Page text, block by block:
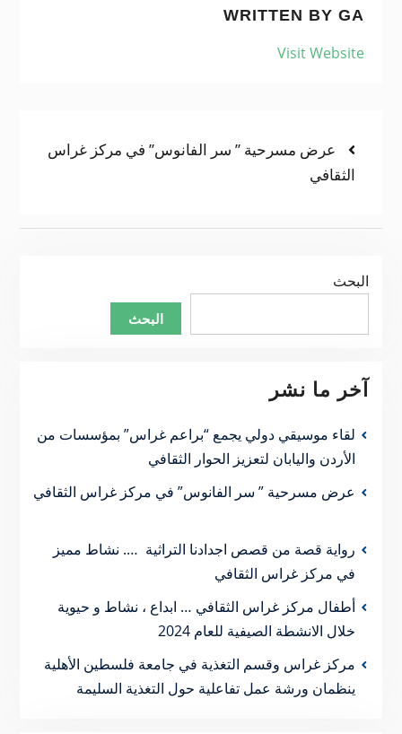
WRITTEN BYGA
Visit Website
تصفّح
المقالات
Previous
post:
عرض مسرحية ” سر الفانوس” في مركز غراس
الثقافي
البحث
البحث
آخر ما نشر
لقاء موسيقي دولي يجمع “براعم غراس” بمؤسسات من
الأردن واليابان لتعزيز الحوار الثقافي
عرض مسرحية ” سر الفانوس” في مركز غراس الثقافي
رواية قصة من قصص اجدادنا التراثية …. نشاط مميز
في مركز غراس الثقافي
أطفال مركز غراس الثقافي … ابداع ، نشاط و حيوية
خلال الانشطة الصيفية للعام 2024
مركز غراس وقسم التغذية في جامعة فلسطين الأهلية
ينظمان ورشة عمل تفاعلية حول التغذية السليمة